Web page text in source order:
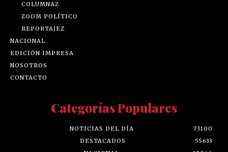
COLUMNAZ
ZOOM POLÍTICO
REPORTAJEZ
NACIONAL
EDICIÓN IMPRESA
NOSOTROS
CONTACTO
Categorías Populares
NOTICIAS DEL DÍA
73100
DESTACADOS
55633